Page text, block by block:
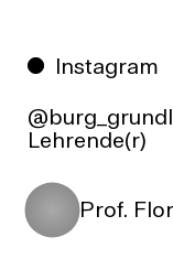
Instagram
Lehrende(r)
Prof.